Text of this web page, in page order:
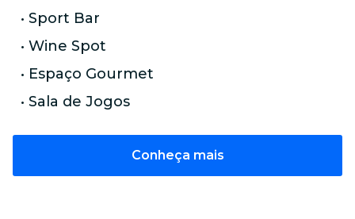
• Sport Bar
• Wine Spot
• Espaço Gourmet
• Sala de Jogos
Conheça mais